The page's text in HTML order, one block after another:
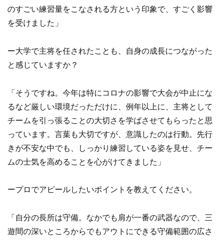
のすごい練習量をこなされる方という印象で、すごく影響
を受けました」
ー大学で主将を任されたことも、自身の成長につながった
と感じていますか？
「そうですね。今年は特にコロナの影響で大会が中止にな
るなど厳しい環境だっただけに、例年以上に、主将として
チームを引っ張ることの大切さを学ばさせてもらったと思
っています。言葉も大切ですが、意識したのは行動。先行
きが不安な中でも、しっかり練習している姿を見せ、チー
ムの士気を高めることを心がけてきました」
ープロでアピールしたいポイントを教えてください。
「自分の長所は守備。なかでも肩が一番の武器なので、三
遊間の深いところからでもアウトにできる守備範囲の広さ